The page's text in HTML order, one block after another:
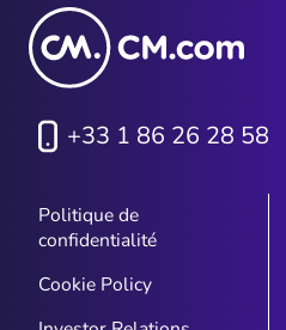
+33 1 86 26 28 58
Politique de
confidentialité
Cookie Policy